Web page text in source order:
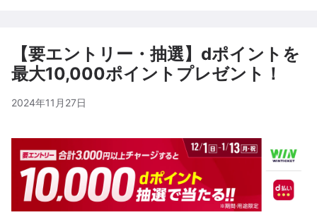
【要エントリー・抽選】dポイントを
最大10,000ポイントプレゼント！
2024年11月27日